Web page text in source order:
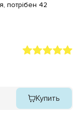
потрібен 42
Купить